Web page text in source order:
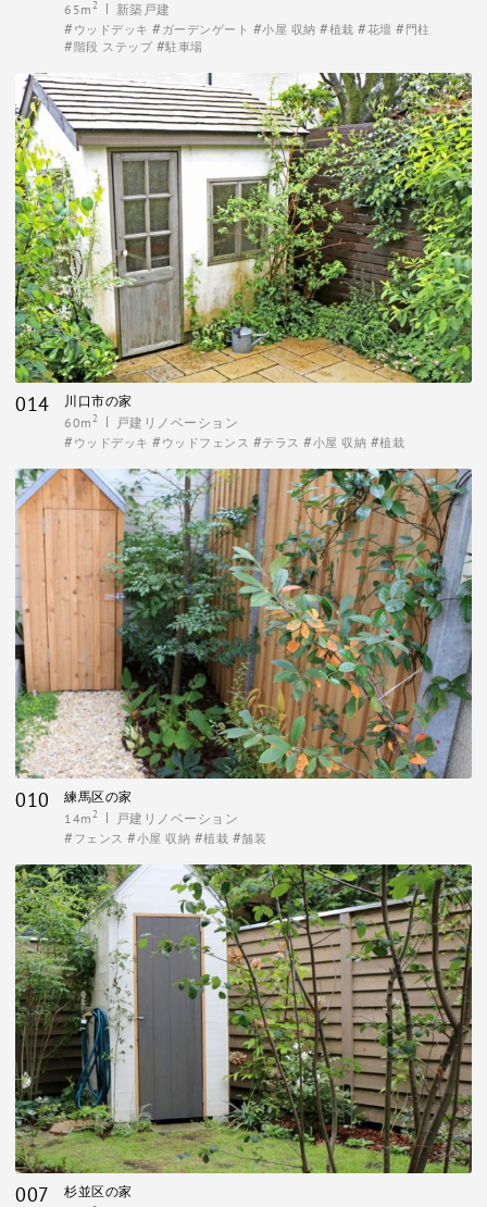
65m2 新築戸建
ウッドデッキ ガーデンゲート 小屋 収納 植栽 花壇
門柱
階段 ステップ
駐車場
014
川口市の家
60m2 戸建リノベーション
ウッドデッキ ウッドフェンス テラス 小屋 収納 植栽
010
練馬区の家
14m 2 戸建リノベーション
フェンス 小屋 収納 植栽 舗装
007
杉並区の家